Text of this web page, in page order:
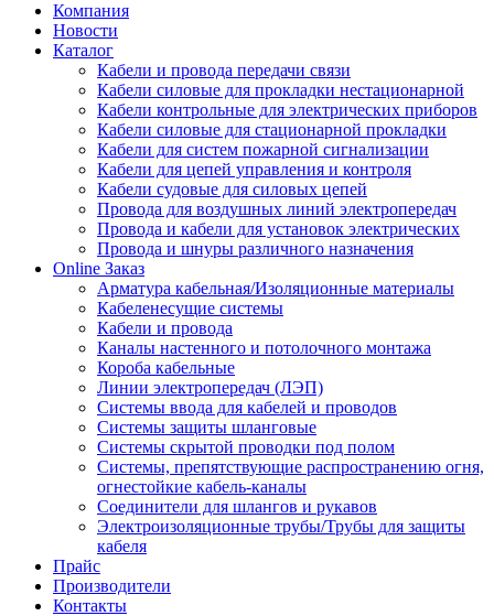
Компания
Новости
Каталог
Кабели и провода передачи связи
Кабели силовые для прокладки нестационарной
Кабели контрольные для электрических приборов
Кабели силовые для стационарной прокладки
Кабели для систем пожарной сигнализации
Кабели для цепей управления и контроля
Кабели судовые для силовых цепей
Провода для воздушных линий электропередач
Провода и кабели для установок электрических
Провода и шнуры различного назначения
Online Заказ
Арматура кабельная/Изоляционные материалы
Кабеленесущие системы
Кабели и провода
Каналы настенного и потолочного монтажа
Короба кабельные
Линии электропередач (ЛЭП)
Системы ввода для кабелей и проводов
Системы защиты шланговые
Системы скрытой проводки под полом
Системы, препятствующие распространению огня,
огнестойкие кабель-каналы
Соединители для шлангов и рукавов
Электроизоляционные трубы/Трубы для защиты
кабеля
Прайс
Производители
Контакты